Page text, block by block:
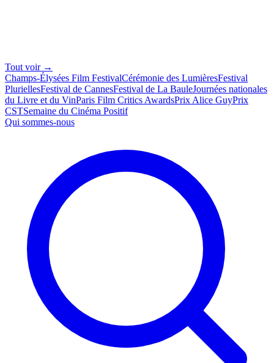
Tout voir →
Champs-Élysées Film FestivalCérémonie des LumièresFestival
PluriellesFestival de CannesFestival de La BauleJournées nationales
du Livre et du VinParis Film Critics AwardsPrix Alice GuyPrix
CSTSemaine du Cinéma Positif
Qui sommes-nous